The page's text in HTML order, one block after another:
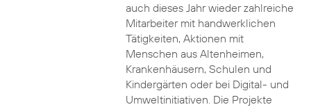
auch dieses Jahr wieder zahlreiche
Mitarbeiter mit handwerklichen
Tätigkeiten, Aktionen mit
Menschen aus Altenheimen,
Krankenhäusern, Schulen und
Kindergärten oder bei Digital- und
Umweltinitiativen. Die Projekte